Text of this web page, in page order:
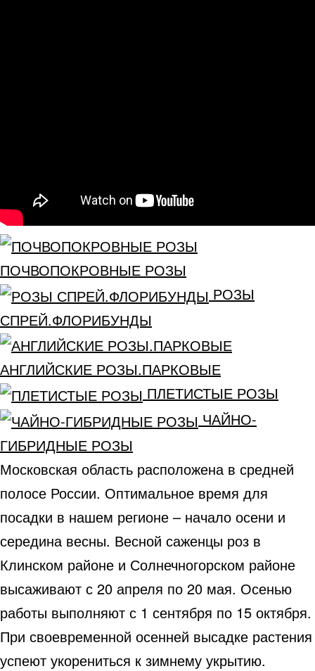
ПОЧВОПОКРОВНЫЕ РОЗЫ
РОЗЫ
СПРЕЙ.ФЛОРИБУНДЫ
АНГЛИЙСКИЕ РОЗЫ.ПАРКОВЫЕ
ПЛЕТИСТЫЕ РОЗЫ
ЧАЙНО-
ГИБРИДНЫЕ РОЗЫ
Московская область расположена в средней
полосе России. Оптимальное время для
посадки в нашем регионе – начало осени и
середина весны. Весной саженцы роз в
Клинском районе и Солнечногорском районе
высаживают с 20 апреля по 20 мая. Осенью
работы выполняют с 1 сентября по 15 октября.
При своевременной осенней высадке растения
успеют укорениться к зимнему укрытию.